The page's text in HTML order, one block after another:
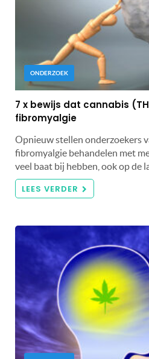
ONDERZOEK
7 x bewijs dat cannabis
fibromyalgie
Opnieuw stellen onderzoekers
fibromyalgie behandelen met
veel baat bij hebben, ook op de
LEES VERDER